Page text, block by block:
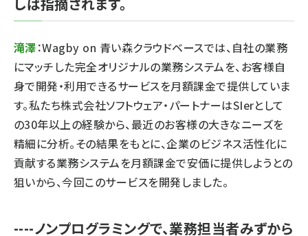
滝澤：Wagby on 青い森クラウドベースでは、自社の業務
にマッチした完全オリジナルの業務システムを、お客様自
身で開発・利用できるサービスを月額課金で提供していま
す。私たち株式会社ソフトウェア・パートナーはSIerとして
の30年以上の経験から、最近のお客様の大きなニーズを
精細に分析。その結果をもとに、企業のビジネス活性化に
貢献する業務システムを月額課金で安価に提供しようとの
狙いから、今回このサービスを開発しました。
----ノンプログラミングで、業務担当者みずから